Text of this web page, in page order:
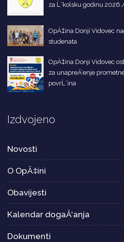
za Ĺˇkolsku godinu
OpÄ‡ina Donji Vidovec
studenata
OpÄ‡ina Donji Vidovec
za unapreÄ‘enje
povrĹˇina
Izdvojeno
Novosti
O OpÄ‡ini
Obavijesti
Kalendar dogaÄ‘anja
Dokumenti